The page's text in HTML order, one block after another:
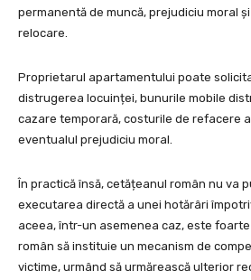
permanentă de muncă, prejudiciu moral
relocare.
Proprietarul apartamentului poate
distrugerea locuinței, bunurile mobile
cazare temporară, costurile de refacere
eventualul prejudiciu moral.
În practică însă, cetățeanul român nu va
executarea directă a unei hotărâri
aceea, într-un asemenea caz, este
român să instituie un mecanism de
victime, urmând să urmărească ulterior